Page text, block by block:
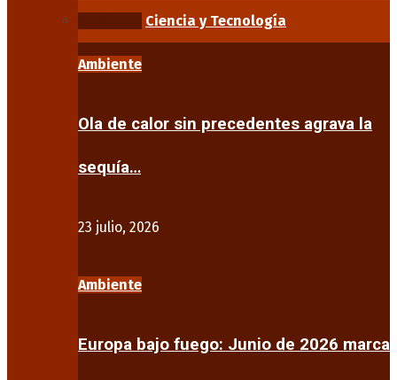
Ciencia y Tecnología
Ambiente
Ola de calor sin precedentes agrava la
sequía…
23 julio, 2026
Ambiente
Europa bajo fuego: Junio de 2026 marca